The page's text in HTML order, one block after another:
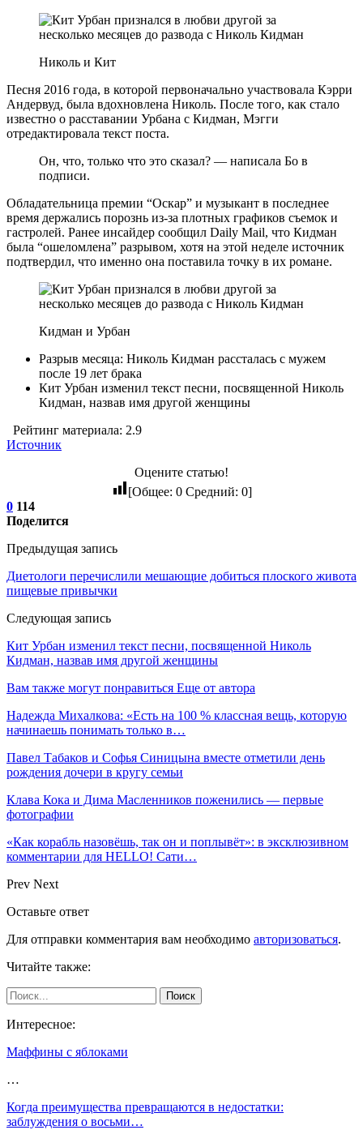
Николь и Кит
Песня 2016 года, в которой первоначально участвовала Кэрри
Андервуд, была вдохновлена Николь. После того, как стало
известно о расставании Урбана с Кидман, Мэгги
отредактировала текст поста.
Он, что, только что это сказал? — написала Бо в
подписи.
Обладательница премии “Оскар” и музыкант в последнее
время держались порознь из-за плотных графиков съемок и
гастролей. Ранее инсайдер сообщил Daily Mail, что Кидман
была “ошеломлена” разрывом, хотя на этой неделе источник
подтвердил, что именно она поставила точку в их романе.
Кидман и Урбан
Разрыв месяца: Николь Кидман рассталась с мужем
после 19 лет брака
Кит Урбан изменил текст песни, посвященной Николь
Кидман, назвав имя другой женщины
Рейтинг материала: 2.9
Источник
Оцените статью!
[Общее: 0Средний: 0]
0 114
Поделится
Предыдущая запись
Диетологи перечислили мешающие добиться плоского живота
пищевые привычки
Следующая запись
Кит Урбан изменил текст песни, посвященной Николь
Кидман, назвав имя другой женщины
Вам также могут понравиться Еще от автора
Надежда Михалкова: «Есть на 100 % классная вещь, которую
начинаешь понимать только в…
Павел Табаков и Софья Синицына вместе отметили день
рождения дочери в кругу семьи
Клава Кока и Дима Масленников поженились — первые
фотографии
«Как корабль назовёшь, так он и поплывёт»: в эксклюзивном
комментарии для HELLO! Сати…
Prev Next
Оставьте ответ
Для отправки комментария вам необходимо авторизоваться.
Читайте также:
Интересное:
Маффины с яблоками
…
Когда преимущества превращаются в недостатки:
заблуждения о восьми…